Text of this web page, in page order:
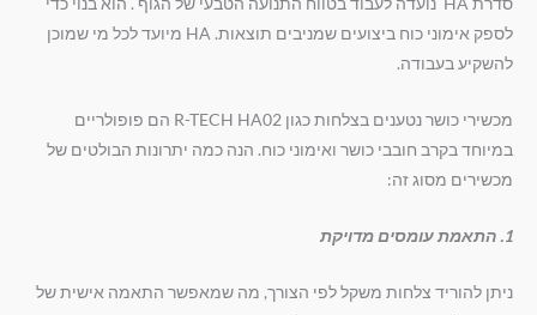
לספק אימוני כוח ביצועים שמניבים תוצאות. HA מיועד לכל מי שמוכן
להשקיע בעבודה.
מכשירי כושר נטענים בצלחות כגון R-TECH HA02 הם פופולריים
במיוחד בקרב חובבי כושר ואימוני כוח. הנה כמה יתרונות הבולטים של
מכשירים מסוג זה:
1. התאמת עומסים מדויקת
ניתן להוריד צלחות משקל לפי הצורך, מה שמאפשר התאמה אישית של